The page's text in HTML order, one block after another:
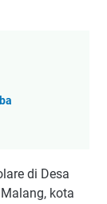
di Desa
kota